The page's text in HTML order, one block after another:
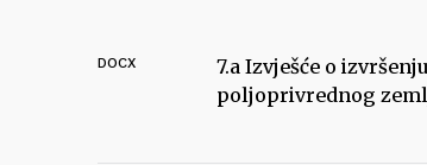
DOCX
7.a Izvješće o
poljoprivrednog